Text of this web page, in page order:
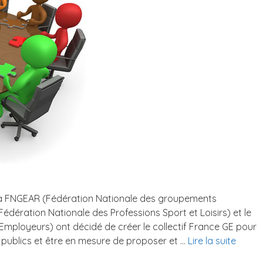
(Fédération Nationale des groupements
Nationale des Professions Sport et Loisirs) et le
ont décidé de créer le collectif France GE pour
et être en mesure de proposer et … Lire la suite